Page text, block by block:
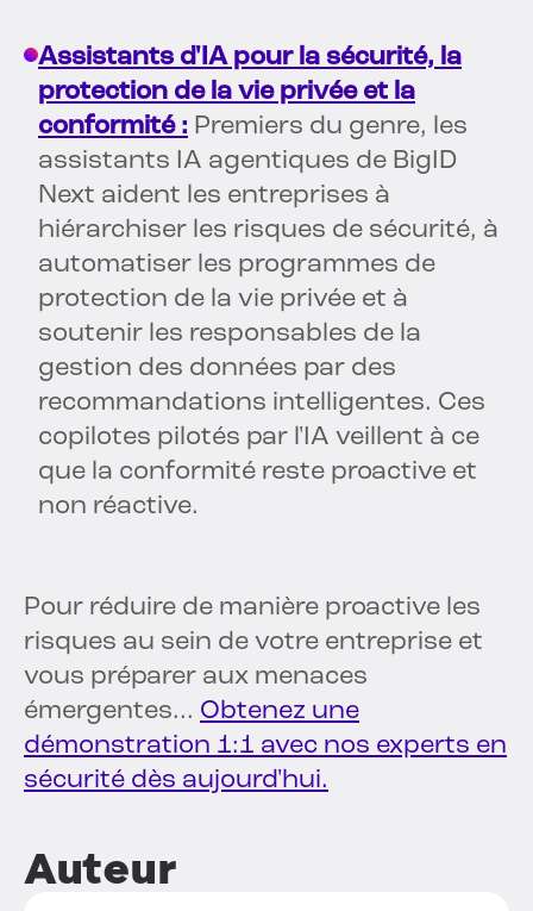
Assistants d'IA pour la sécurité, la
protection de la vie privée et la
conformité : Premiers du genre, les
assistants IA agentiques de BigID
Next aident les entreprises à
hiérarchiser les risques de sécurité, à
automatiser les programmes de
protection de la vie privée et à
soutenir les responsables de la
gestion des données par des
recommandations intelligentes. Ces
copilotes pilotés par l'IA veillent à ce
que la conformité reste proactive et
non réactive.
Pour réduire de manière proactive les
risques au sein de votre entreprise et
vous préparer aux menaces
émergentes... Obtenez une
démonstration 1:1 avec nos experts en
sécurité dès aujourd'hui.
Auteur